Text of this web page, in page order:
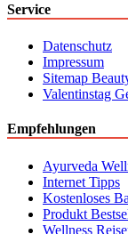
Service
Datenschutz
Impressum
Sitemap
Valentinstag
Empfehlungen
Ayurveda
Internet Tipps
Kostenloses
Produkt
Wellness